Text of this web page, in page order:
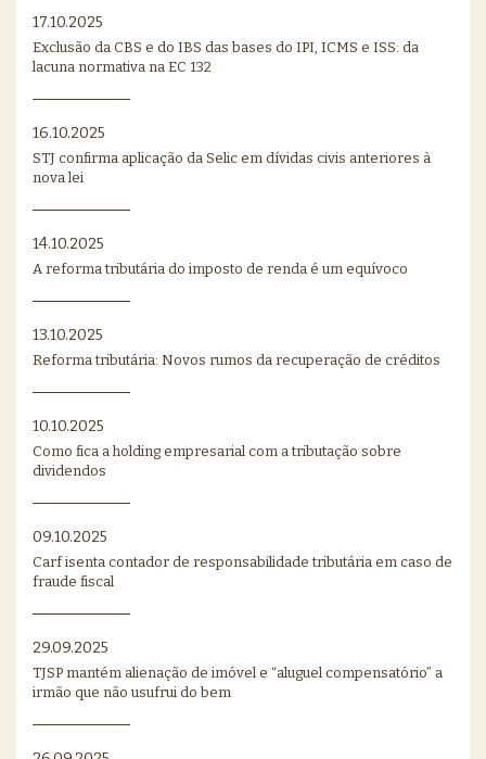
17.10.2025
Exclusão da CBS e do IBS das bases do IPI, ICMS e ISS: da
lacuna normativa na EC 132
16.10.2025
STJ confirma aplicação da Selic em dívidas civis anteriores à
nova lei
14.10.2025
A reforma tributária do imposto de renda é um equívoco
13.10.2025
Reforma tributária: Novos rumos da recuperação de créditos
10.10.2025
Como fica a holding empresarial com a tributação sobre
dividendos
09.10.2025
Carf isenta contador de responsabilidade tributária em caso de
fraude fiscal
29.09.2025
TJSP mantém alienação de imóvel e “aluguel compensatório” a
irmão que não usufrui do bem